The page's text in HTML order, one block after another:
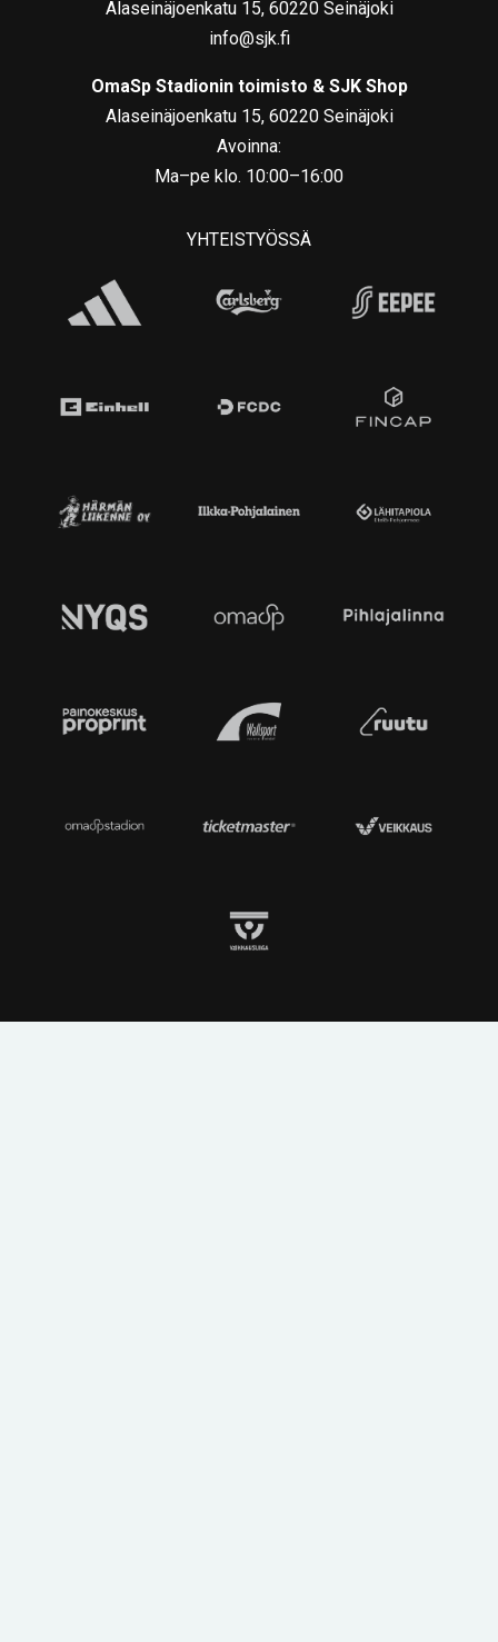
Alaseinäjoenkatu 15, 60220 Seinäjoki
info@sjk.fi
OmaSp Stadionin toimisto & SJK Shop
Alaseinäjoenkatu 15, 60220 Seinäjoki
Avoinna:
Ma–pe klo. 10:00–16:00
YHTEISTYÖSSÄ